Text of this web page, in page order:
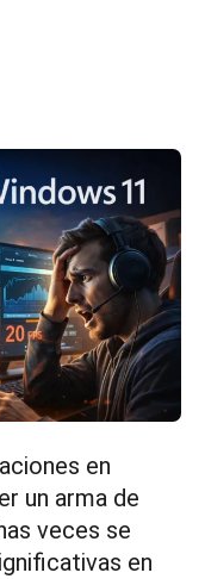
en
un arma de
veces se
en